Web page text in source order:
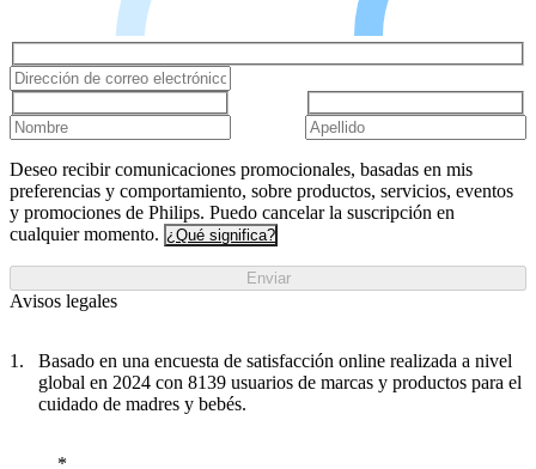
Deseo recibir comunicaciones promocionales, basadas en mis
preferencias y comportamiento, sobre productos, servicios, eventos
y promociones de Philips. Puedo cancelar la suscripción en
cualquier momento. ¿Qué significa?
Enviar
Avisos legales
Basado en una encuesta de satisfacción online realizada a nivel
global en 2024 con 8139 usuarios de marcas y productos para el
cuidado de madres y bebés.